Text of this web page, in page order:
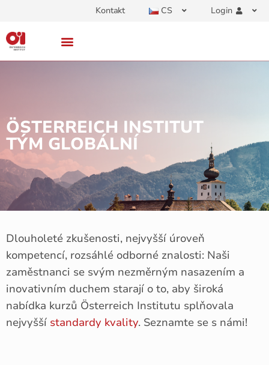
Kontakt CS Login
ÖSTERREICH INSTITUT
TÝM GLOBÁLNÍ
Dlouholeté zkušenosti, nejvyšší úroveň
kompetencí, rozsáhlé odborné znalosti: Naši
zaměstnanci se svým nezměrným nasazením a
inovativním duchem starají o to, aby široká
nabídka kurzů Österreich Institutu splňovala
nejvyšší standardy kvality. Seznamte se s námi!